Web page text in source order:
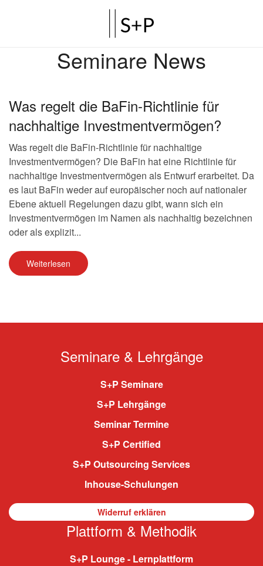
Seminare News
Was regelt die BaFin-Richtlinie für
nachhaltige Investmentvermögen?
Was regelt die BaFin-Richtlinie für nachhaltige
Investmentvermögen? Die BaFin hat eine Richtlinie für
nachhaltige Investmentvermögen als Entwurf erarbeitet. Da
es laut BaFin weder auf europäischer noch auf nationaler
Ebene aktuell Regelungen dazu gibt, wann sich ein
Investmentvermögen im Namen als nachhaltig bezeichnen
oder als explizit...
Weiterlesen
Seminare & Lehrgänge
S+P Seminare
S+P Lehrgänge
Seminar Termine
S+P Certified
S+P Outsourcing Services
Inhouse-Schulungen
Widerruf erklären
Plattform & Methodik
S+P Lounge - Lernplattform